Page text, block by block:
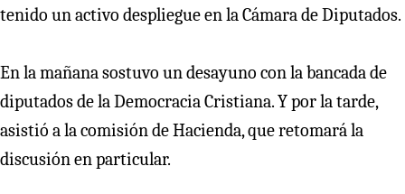
tenido un activo despliegue en la Cámara de Diputados.
En la mañana sostuvo un desayuno con la bancada de
diputados de la Democracia Cristiana. Y por la tarde,
asistió a la comisión de Hacienda, que retomará la
discusión en particular.